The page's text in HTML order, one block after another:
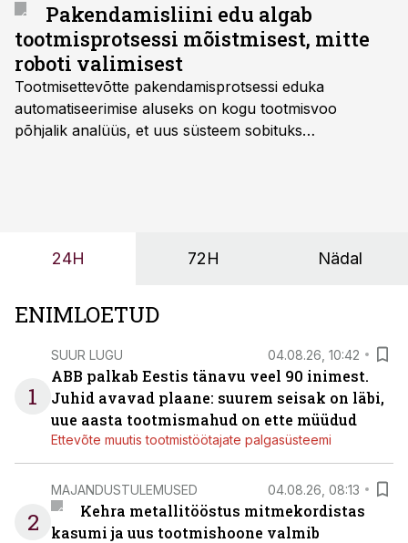
Pakendamisliini edu algab
tootmisprotsessi mõistmisest, mitte
roboti valimisest
Tootmisettevõtte pakendamisprotsessi eduka
automatiseerimise aluseks on kogu tootmisvoo
põhjalik analüüs, et uus süsteem sobituks
OÜ tegevjuht Sander Mitendorf.
24H 72H Nädal
ENIMLOETUD
1
SUUR LUGU 04.08.26, 10:42
ABB palkab Eestis tänavu veel 90 inimest.
Juhid avavad plaane: suurem seisak on läbi,
uue aasta tootmismahud on ette müüdud
Ettevõte muutis tootmistöötajate palgasüsteemi
2
MAJANDUSTULEMUSED 04.08.26, 08:13
Kehra metallitööstus mitmekordistas
kasumi ja uus tootmishoone valmib